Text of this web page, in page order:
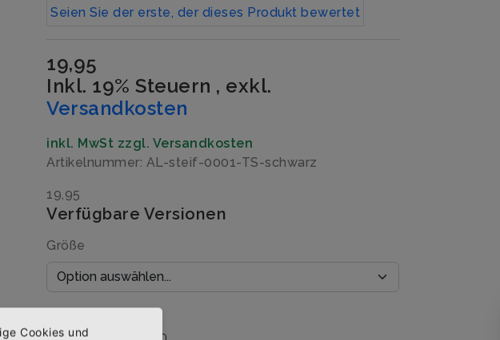
Seien Sie der erste, der dieses Produkt bewertet
19,95
Inkl. 19% Steuern , exkl.
Versandkosten
inkl. MwSt zzgl. Versandkosten
Artikelnummer: AL-steif-0001-TS-schwarz
19,95
Verfügbare Versionen
Größe
Cookies und